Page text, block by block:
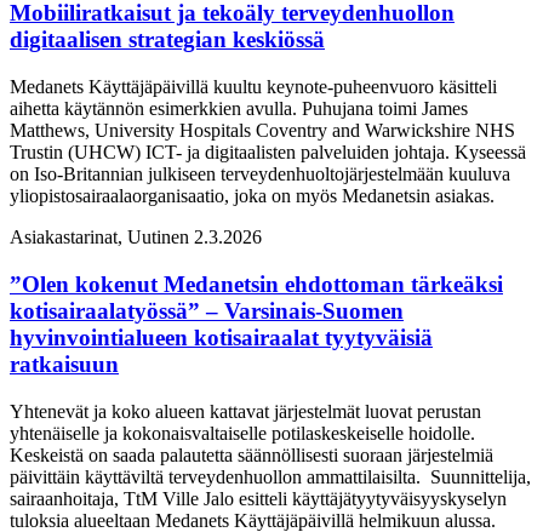
Mobiiliratkaisut ja tekoäly terveydenhuollon
digitaalisen strategian keskiössä
Medanets Käyttäjäpäivillä kuultu keynote-puheenvuoro käsitteli
aihetta käytännön esimerkkien avulla. Puhujana toimi James
Matthews, University Hospitals Coventry and Warwickshire NHS
Trustin (UHCW) ICT- ja digitaalisten palveluiden johtaja. Kyseessä
on Iso-Britannian julkiseen terveydenhuoltojärjestelmään kuuluva
yliopistosairaalaorganisaatio, joka on myös Medanetsin asiakas.
Asiakastarinat, Uutinen 2.3.2026
”Olen kokenut Medanetsin ehdottoman tärkeäksi
kotisairaalatyössä” – Varsinais-Suomen
hyvinvointialueen kotisairaalat tyytyväisiä
ratkaisuun
Yhtenevät ja koko alueen kattavat järjestelmät luovat perustan
yhtenäiselle ja kokonaisvaltaiselle potilaskeskeiselle hoidolle.
Keskeistä on saada palautetta säännöllisesti suoraan järjestelmiä
päivittäin käyttäviltä terveydenhuollon ammattilaisilta. Suunnittelija,
sairaanhoitaja, TtM Ville Jalo esitteli käyttäjätyytyväisyyskyselyn
tuloksia alueeltaan Medanets Käyttäjäpäivillä helmikuun alussa.